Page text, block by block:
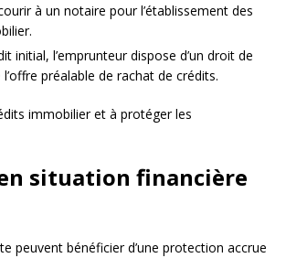
à un notaire pour l’établissement des
initial, l’emprunteur dispose d’un droit de
préalable de rachat de crédits.
immobilier et à protéger les
situation financière
peuvent bénéficier d’une protection accrue